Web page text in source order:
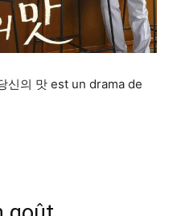
의 맛 est un drama de